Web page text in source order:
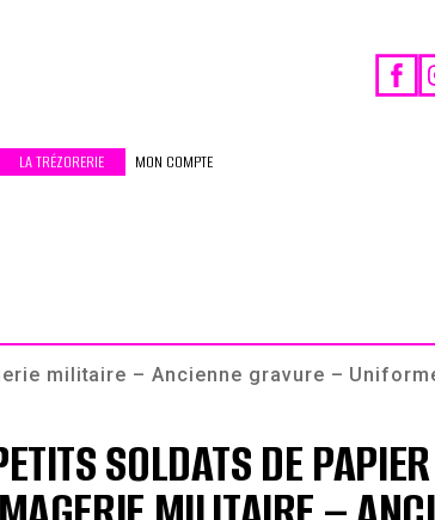
LA TRÉZORERIE MON COMPTE
militaire – Ancienne gravure –
SOLDATS DE